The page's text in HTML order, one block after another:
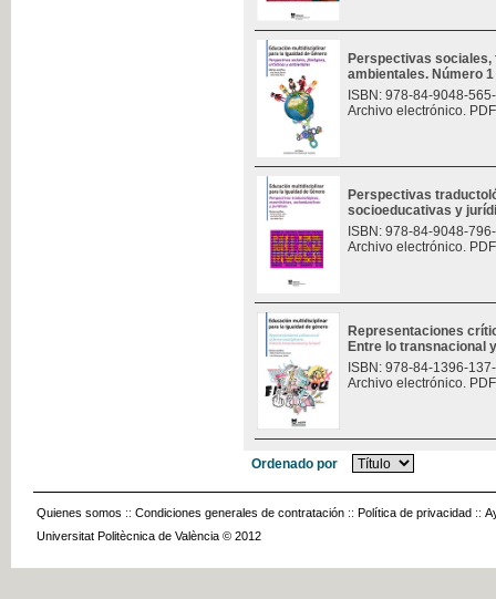
Perspectivas
ambientales. Número 1
ISBN: 978-84-9048-
Archivo electrónico.
Perspectivas
socioeducativas y
ISBN: 978-84-9048-
Archivo electrónico.
Representaciones
Entre lo transnacional
ISBN: 978-84-1396-
Archivo electrónico.
Ordenado por
Quienes somos :: Condiciones generales de contratación :: Política de privacidad ::
Universitat Politècnica de València © 2012